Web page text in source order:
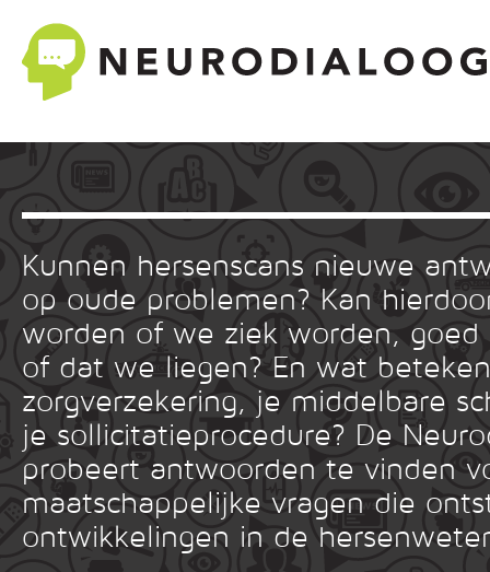
Kunnen hersenscans nieuwe
op oude problemen? Kan
worden of we ziek worden, goed
of dat we liegen? En wat
zorgverzekering, je middelbare
je sollicitatieprocedure? De
probeert antwoorden te vinden
maatschappelijke vragen die
ontwikkelingen in de